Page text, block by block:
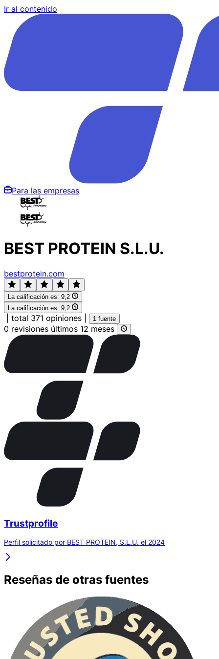
Ir al contenido
Para las empresas
BEST PROTEIN S.L.U.
bestprotein.com
La calificación es: 9,2
La calificación es: 9,2
total 371 opiniones 1 fuente
0 revisiones últimos 12 meses
Trustprofile
Perfil solicitado por BEST PROTEIN, S.L.U. el 2024
Reseñas de otras fuentes